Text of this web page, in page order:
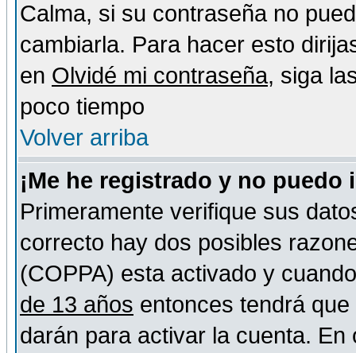
Calma, si su contraseña no
cambiarla. Para hacer esto
en Olvidé mi contraseña, siga
poco tiempo
Volver arriba
¡Me he registrado y no puedo
Primeramente verifique sus
correcto hay dos posibles
(COPPA) esta activado y
de 13 años entonces tendrá
darán para activar la cuenta.